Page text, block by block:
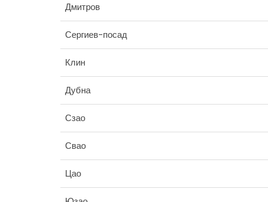
Дмитров
Сергиев-посад
Клин
Дубна
Сзао
Свао
Цао